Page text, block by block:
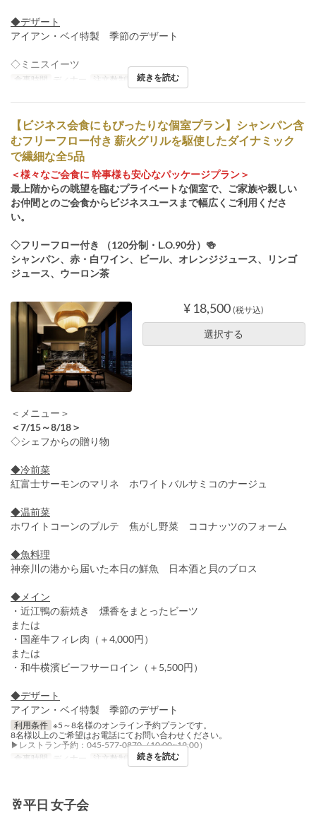
◆デザート
アイアン・ベイ特製 季節のデザート
◇ミニスイーツ
食事時間 ディナー 注文数制限 2 ~ 2
続きを読む
【ビジネス会食にもぴったりな個室プラン】シャンパン含
むフリーフロー付き 薪火グリルを駆使したダイナミック
で繊細な全5品
＜様々なご会食に 幹事様も安心なパッケージプラン＞
最上階からの眺望を臨むプライベートな個室で、ご家族や親しい
お仲間とのご会食からビジネスユースまで幅広くご利用くださ
い。
◇フリーフロー付き （120分制・L.O.90分）🍻
シャンパン、赤・白ワイン、ビール、オレンジジュース、リンゴ
ジュース、ウーロン茶
¥ 18,500 (税サ込)
選択する
＜メニュー＞
＜7/15～8/18＞
◇シェフからの贈り物
◆冷前菜
紅富士サーモンのマリネ ホワイトバルサミコのナージュ
◆温前菜
ホワイトコーンのブルテ 焦がし野菜 ココナッツのフォーム
◆魚料理
神奈川の港から届いた本日の鮮魚 日本酒と貝のブロス
◆メイン
・近江鴨の薪焼き 燻香をまとったビーツ
または
・国産牛フィレ肉（＋4,000円）
または
・和牛横濱ビーフサーロイン（＋5,500円）
◆デザート
アイアン・ベイ特製 季節のデザート
利用条件 ※5～8名様のオンライン予約プランです。
8名様以上のご希望はお電話にてお問い合わせください。
▶レストラン予約：045-577-0870（10:00~19:00）
食事時間
ディナー 注文数制限 5 ~ 8
続きを読む
🥂平日 女子会